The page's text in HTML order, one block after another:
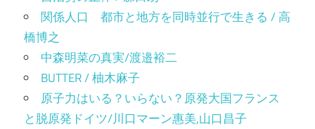
関係人口 都市と地方を同時並行で生きる / 高
橋博之
中森明菜の真実/渡邉裕二
BUTTER / 柚木麻子
原子力はいる？いらない？原発大国フランス
と脱原発ドイツ/川口マーン惠美,山口昌子